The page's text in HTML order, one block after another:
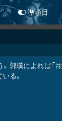
凖項目
郭璞によれば「𥘯
る。